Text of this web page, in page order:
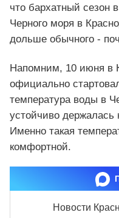
что бархатный сезон
Черного моря в
дольше обычного -
Напомним, 10 июня в
официально
температура воды в
устойчиво держалась
Именно такая
комфортной.
Новости